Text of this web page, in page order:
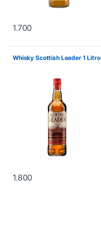
1.700
Whisky Scottish Leader 1 Litro
1.800